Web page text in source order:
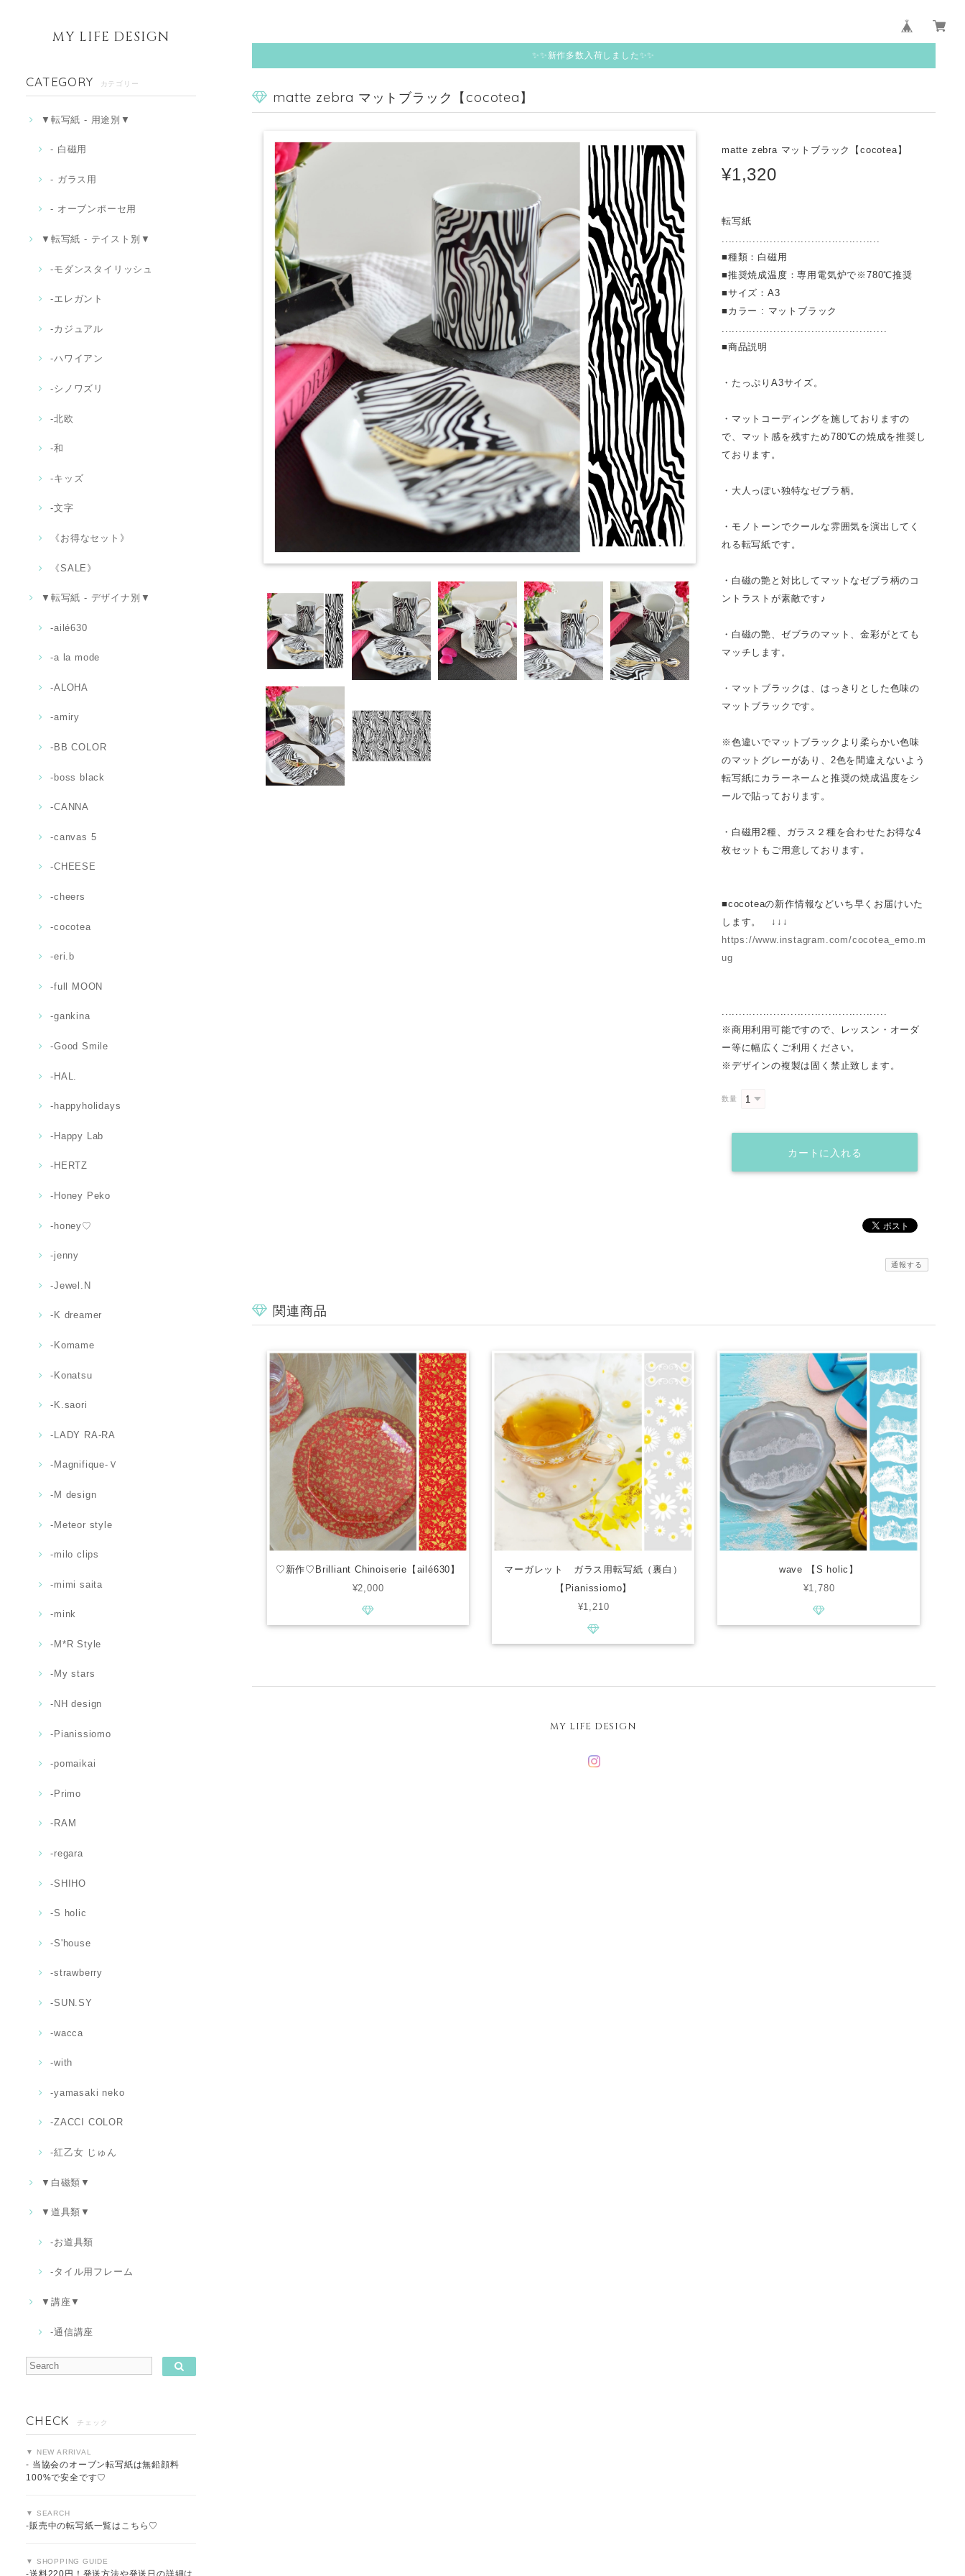
MY LIFE DESIGN
CATEGORY カテゴリー
▼転写紙 - 用途別▼
- 白磁用
- ガラス用
- オーブンポーセ用
▼転写紙 - テイスト別▼
-モダンスタイリッシュ
‐エレガント
‐カジュアル
‐ハワイアン
-シノワズリ
-北欧
‐和
-キッズ
‐文字
《お得なセット》
《SALE》
▼転写紙 - デザイナ別▼
-ailé630
-a la mode
-ALOHA
-amiry
-BB COLOR
-boss black
-CANNA
-canvas 5
-CHEESE
-cheers
-cocotea
-eri.b
-full MOON
-gankina
-Good Smile
-HAL.
-happyholidays
-Happy Lab
-HERTZ
-Honey Peko
-honey♡
-jenny
-Jewel.N
-K dreamer
-Komame
-Konatsu
-K.saori
-LADY RA-RA
-Magnifique-Ｖ
-M design
-Meteor style
-milo clips
-mimi saita
-mink
-M*R Style
-My stars
-NH design
-Pianissiomo
-pomaikai
-Primo
-RAM
-regara
-SHIHO
-S holic
-S'house
-strawberry
-SUN.SY
-wacca
-with
-yamasaki neko
-ZACCI COLOR
-紅乙女 じゅん
▼白磁類▼
▼道具類▼
‐お道具類
-タイル用フレーム
▼講座▼
-通信講座
CHECK チェック
▼ NEW ARRIVAL
- 当協会のオーブン転写紙は無鉛顔料
100%で安全です♡
▼ SEARCH
-販売中の転写紙一覧はこちら♡
▼ SHOPPING GUIDE
-送料220円！発送方法や発送日の詳細は
✨✨新作多数入荷しました✨✨
matte zebra マットブラック【cocotea】
matte zebra マットブラック【cocotea】
¥1,320
転写紙
..............................................
■種類：白磁用
■推奨焼成温度：専用電気炉で※780℃推奨
■サイズ：A3
■カラー : マットブラック
................................................
■商品説明
・たっぷりA3サイズ。
・マットコーディングを施しておりますの
で、マット感を残すため780℃の焼成を推奨し
ております。
・大人っぽい独特なゼブラ柄。
・モノトーンでクールな雰囲気を演出してく
れる転写紙です。
・白磁の艶と対比してマットなゼブラ柄のコ
ントラストが素敵です♪
・白磁の艶、ゼブラのマット、金彩がとても
マッチします。
・マットブラックは、はっきりとした色味の
マットブラックです。
※色違いでマットブラックより柔らかい色味
のマットグレーがあり、2色を間違えないよう
転写紙にカラーネームと推奨の焼成温度をシ
ールで貼っております。
・白磁用2種、ガラス２種を合わせたお得な4
枚セットもご用意しております。
■cocoteaの新作情報などいち早くお届けいた
します。 ↓↓↓
https://www.instagram.com/cocotea_emo.m
ug
................................................
※商用利用可能ですので、レッスン・オーダ
ー等に幅広くご利用ください。
※デザインの複製は固く禁止致します。
数量
カートに入れる
通報する
関連商品
♡新作♡Brilliant Chinoiserie【ailé630】
¥2,000
マーガレット ガラス用転写紙（裏白）
【Pianissiomo】
¥1,210
wave 【S holic】
¥1,780
MY LIFE DESIGN